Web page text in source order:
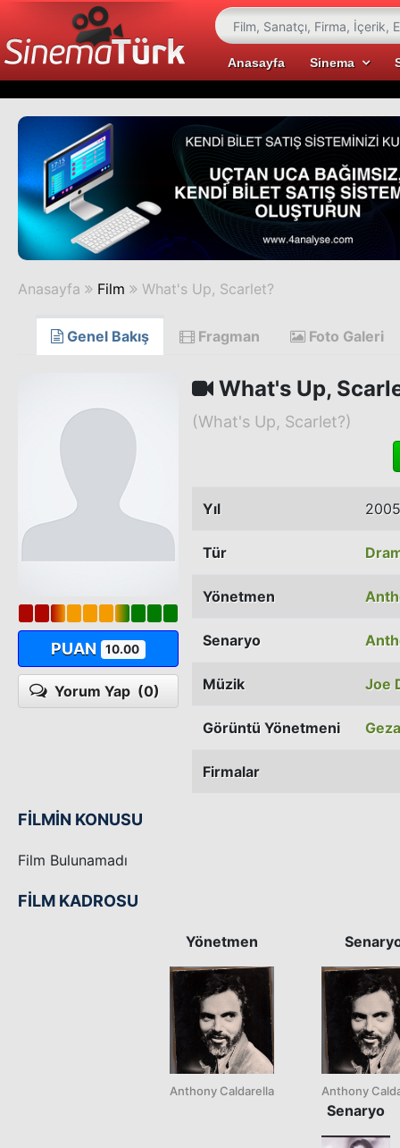
Anasayfa Sinema
Anasayfa Film What's Up, Scarlet?
Genel Bakış Fragman Foto Galeri
PUAN 10.00
Yorum Yap (0)
What's Up,
(What's Up, Scarlet?)
Yıl 2005
Tür
Yönetmen
Senaryo
Müzik Joe
Görüntü Yönetmeni
Firmalar
FİLMİN KONUSU
Film Bulunamadı
FİLM KADROSU
Yönetmen
Anthony Caldarella Anthony
Senaryo